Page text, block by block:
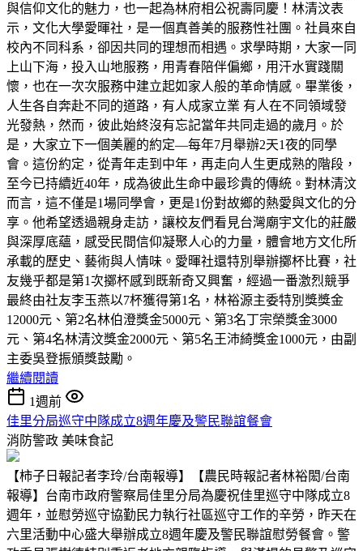
與信仰文化的魅力，也一起為林府相公祝壽同慶！林清汶表
示，文化大學愛暉社，是一個真善美的服務性社團。社員來自
校內不同科系，卻因共同的理想而相遇。求學時期，大家一同
上山下海，投入山地服務，用青春陪伴偏鄉，用汗水實踐關
懷，也在一次次服務中建立起如家人般的革命情感。畢業後，
人生各自奔赴不同的道路，有人成家立業 有人在不同領域發
光發熱，然而，彼此始終沒有忘記當年共同走過的歲月。於
是，大家立下一個美麗的約定—每年7月舉辦2天1夜的同學
會。這份約定，從青年走到中年，再走向人生更成熟的階段，
至今已持續近40年，成為彼此生命中最珍貴的傳統。對林清汶
而言，這不僅是1場同學會，更是1份對故鄉的熱愛與文化的分
享。他希望透過親身走訪，讓校友們看見台灣廟宇文化的莊嚴
與深厚底蘊，感受民間信仰凝聚人心的力量，體會地方文化所
承載的歷史、藝術與人情味。愛暉社還特別舉辦擲杯比賽，社
友幾乎都是第1次擲杯感到既新奇又興奮，經過一番激烈競爭
最終由社友李玉燕以7杯獲得第1名，林裕源主委特別獎獎金
12000元、第2名林伯澄獎金5000元、第3名丁宗榮獎金3000
元、第4名林清汶獎金2000元、第5名王沛綺獎金1000元，由副
主委吳登振頒獎鼓勵。
繼續閱讀
1週前
佳里分局巡守中隊成立8週年慶及警民聯誼餐會
消防警政 美味食記
【柿子日報記者李玲/台南報導】【農民時報記者林裕閎/台南
報導】台南市政府警察局佳里分局為慶祝佳里巡守中隊成立8
週年，並慰勞巡守協勤民力執行社區巡守工作的辛勞，昨天在
六里活動中心盛大舉辦成立8週年慶及警民聯誼慰勞餐會。警